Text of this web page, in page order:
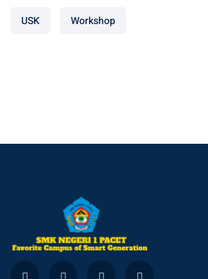
USK Workshop